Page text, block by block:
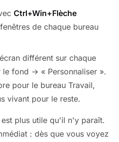
Ctrl+Win+Flèche
de chaque bureau
différent sur chaque
fond → « Personnaliser ».
pour le bureau Travail,
vivant pour le reste.
plus utile qu'il n'y paraît.
: dès que vous voyez